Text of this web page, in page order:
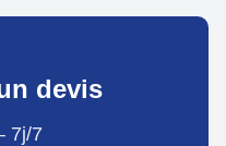
devis
7j/7